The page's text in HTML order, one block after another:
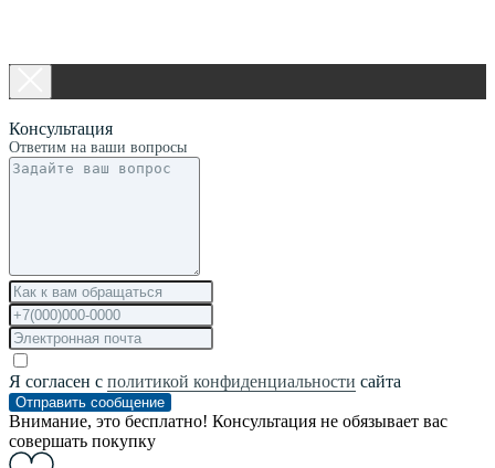
Консультация
Ответим на ваши вопросы
Я согласен с политикой конфиденциальности сайта
Отправить сообщение
Внимание, это бесплатно! Консультация не обязывает вас
совершать покупку